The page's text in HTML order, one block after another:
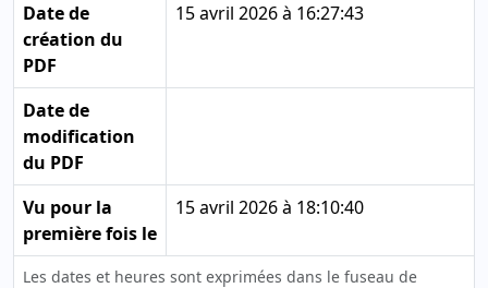
Date de
création du
PDF
15 avril 2026 à 16:27:43
Date de
modification
du PDF
Vu pour la
première fois le
15 avril 2026 à 18:10:40
Les dates et heures sont exprimées dans le fuseau de